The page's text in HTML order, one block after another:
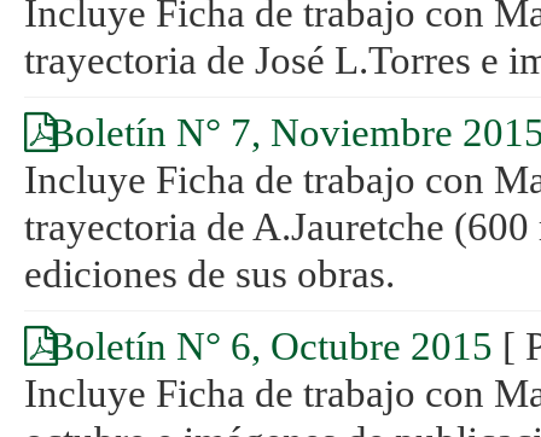
Incluye Ficha de trabajo con
trayectoria de José L.Torres e
Boletín N° 7, Noviembre
Incluye Ficha de trabajo con
trayectoria de A.Jauretche
ediciones de sus obras.
Boletín N° 6, Octubre 2015 [
Incluye Ficha de trabajo con